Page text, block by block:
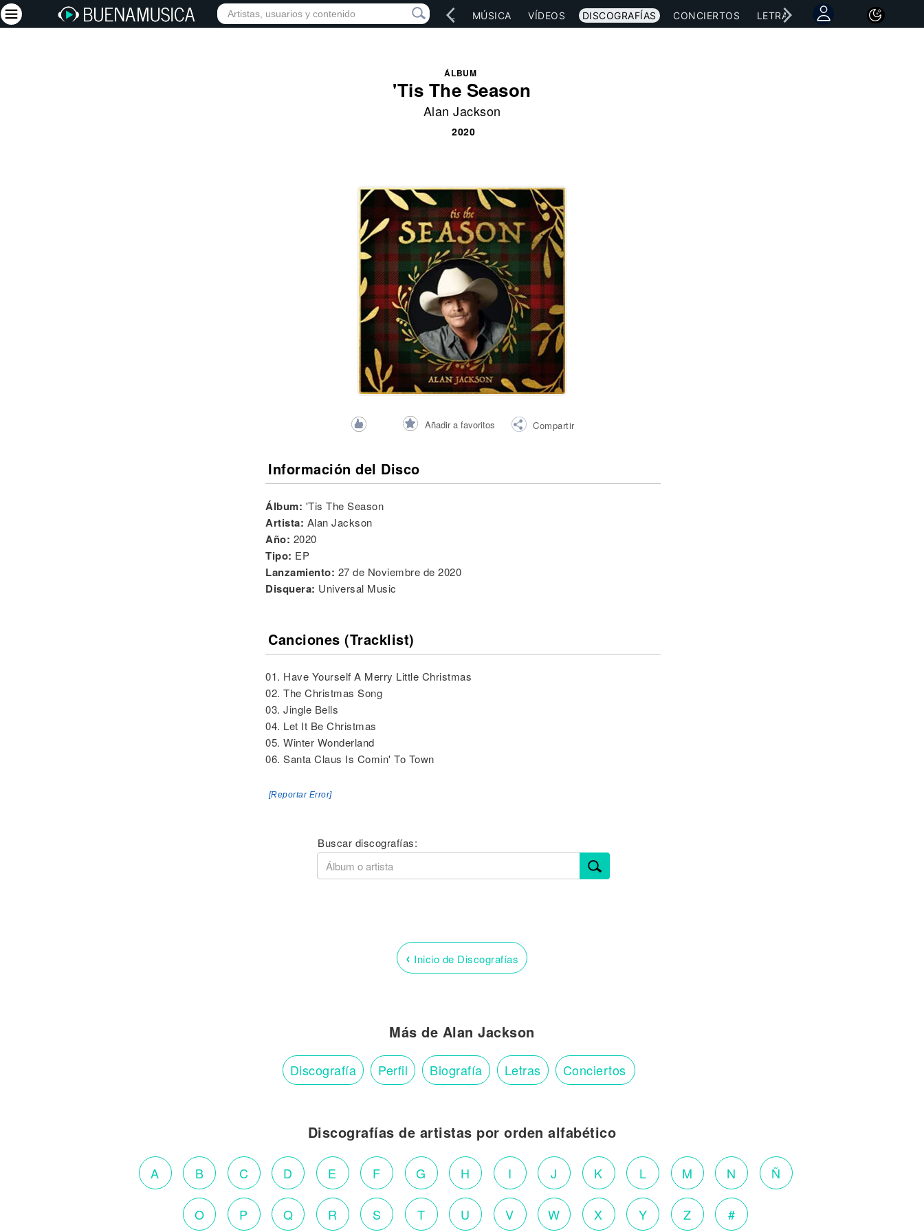
INICIO ARTISTAS RED SOCIAL MÚSICA VÍDEOS DISCOGRAFÍAS CONCIERTOS LETRAS NOTICIAS
ÁLBUM
'Tis The Season
Alan Jackson
2020
Añadir a favoritos Compartir
Información del Disco
Álbum: 'Tis The Season
Artista: Alan Jackson
Año: 2020
Tipo: EP
Lanzamiento: 27 de Noviembre de 2020
Disquera: Universal Music
Canciones (Tracklist)
01. Have Yourself A Merry Little Christmas
02. The Christmas Song
03. Jingle Bells
04. Let It Be Christmas
05. Winter Wonderland
06. Santa Claus Is Comin' To Town
[Reportar Error]
Buscar discografías:
‹ Inicio de Discografías
Más de Alan Jackson
Discografía Perfil Biografía Letras Conciertos
Discografías de artistas por orden alfabético
A B C D E F G H I J K L M N Ñ
O P Q R S T U V W X Y Z #